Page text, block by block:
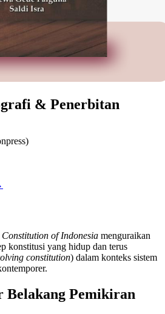
& Penerbitan
of Indonesia menguraikan
konstitusi yang hidup dan terus
constitution) dalam konteks sistem
Belakang Pemikiran